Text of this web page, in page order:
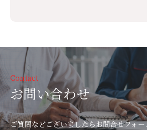
Contact
お問い合わせ
ご質問などございましたらお問合せフォ